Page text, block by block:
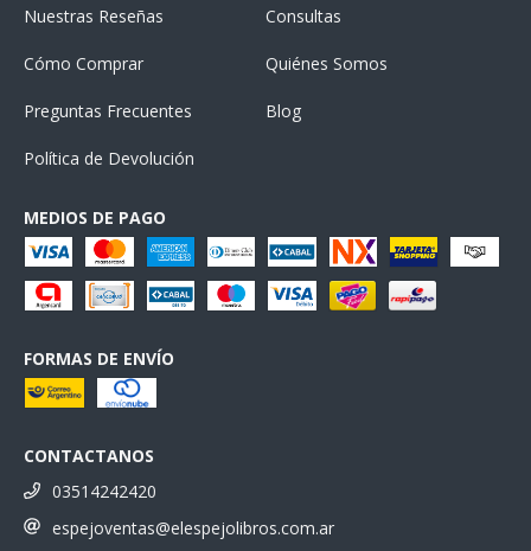
Nuestras Reseñas Consultas
Cómo Comprar Quiénes Somos
Preguntas Frecuentes Blog
Política de Devolución
MEDIOS DE PAGO
FORMAS DE ENVÍO
CONTACTANOS
03514242420
espejoventas@elespejolibros.com.ar